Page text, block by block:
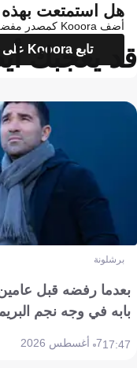
هل استمتعت
أضف Kooora كمصدر مفضل على جوجل للاطلاع على المزيد من تقاريرنا
تابع Kooora على جوجل
قد يعجبك
برشلونة
بعدما رفضه قبل
بابه في وجه نجم
17:477 أغسطس 2026